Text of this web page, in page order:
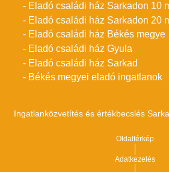
- Eladó családi ház Sarkadon 10
- Eladó családi ház Sarkadon 20
- Eladó családi ház Békés megye
- Eladó családi ház Gyula
- Eladó családi ház Sarkad
- Békés megyei eladó ingatlanok
Ingatlanközvetítés és értékbecslés
Oldaltérkép
Adatkezelés